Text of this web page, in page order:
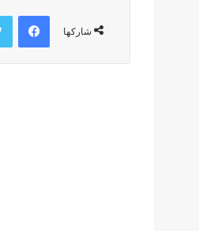
شاركها